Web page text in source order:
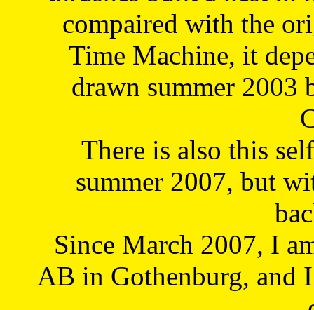
compaired with the
Time Machine, it
drawn summer 2003
There is also this
summer 2007, but
Since March 2007, I
AB in Gothenburg, and